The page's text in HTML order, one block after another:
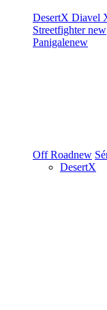
DesertX Diavel
Streetfighternew
Panigalenew
Off Roadnew
DesertX